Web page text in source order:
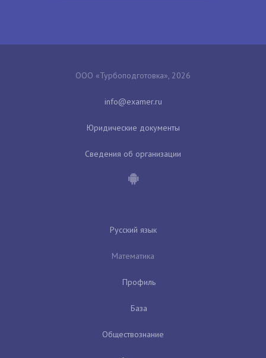
ООО «Турбоподготовка», 2026
Юридические документы
Сведения об организации
Русский язык
Математика
Профиль
База
Обществознание